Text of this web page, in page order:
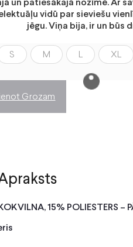
un patiesākajā nozīmē. Ar
vidū par sieviešu
jēgu. Viņa bija, ir un būs
S M XL
Grozam
15% POLIESTERS –